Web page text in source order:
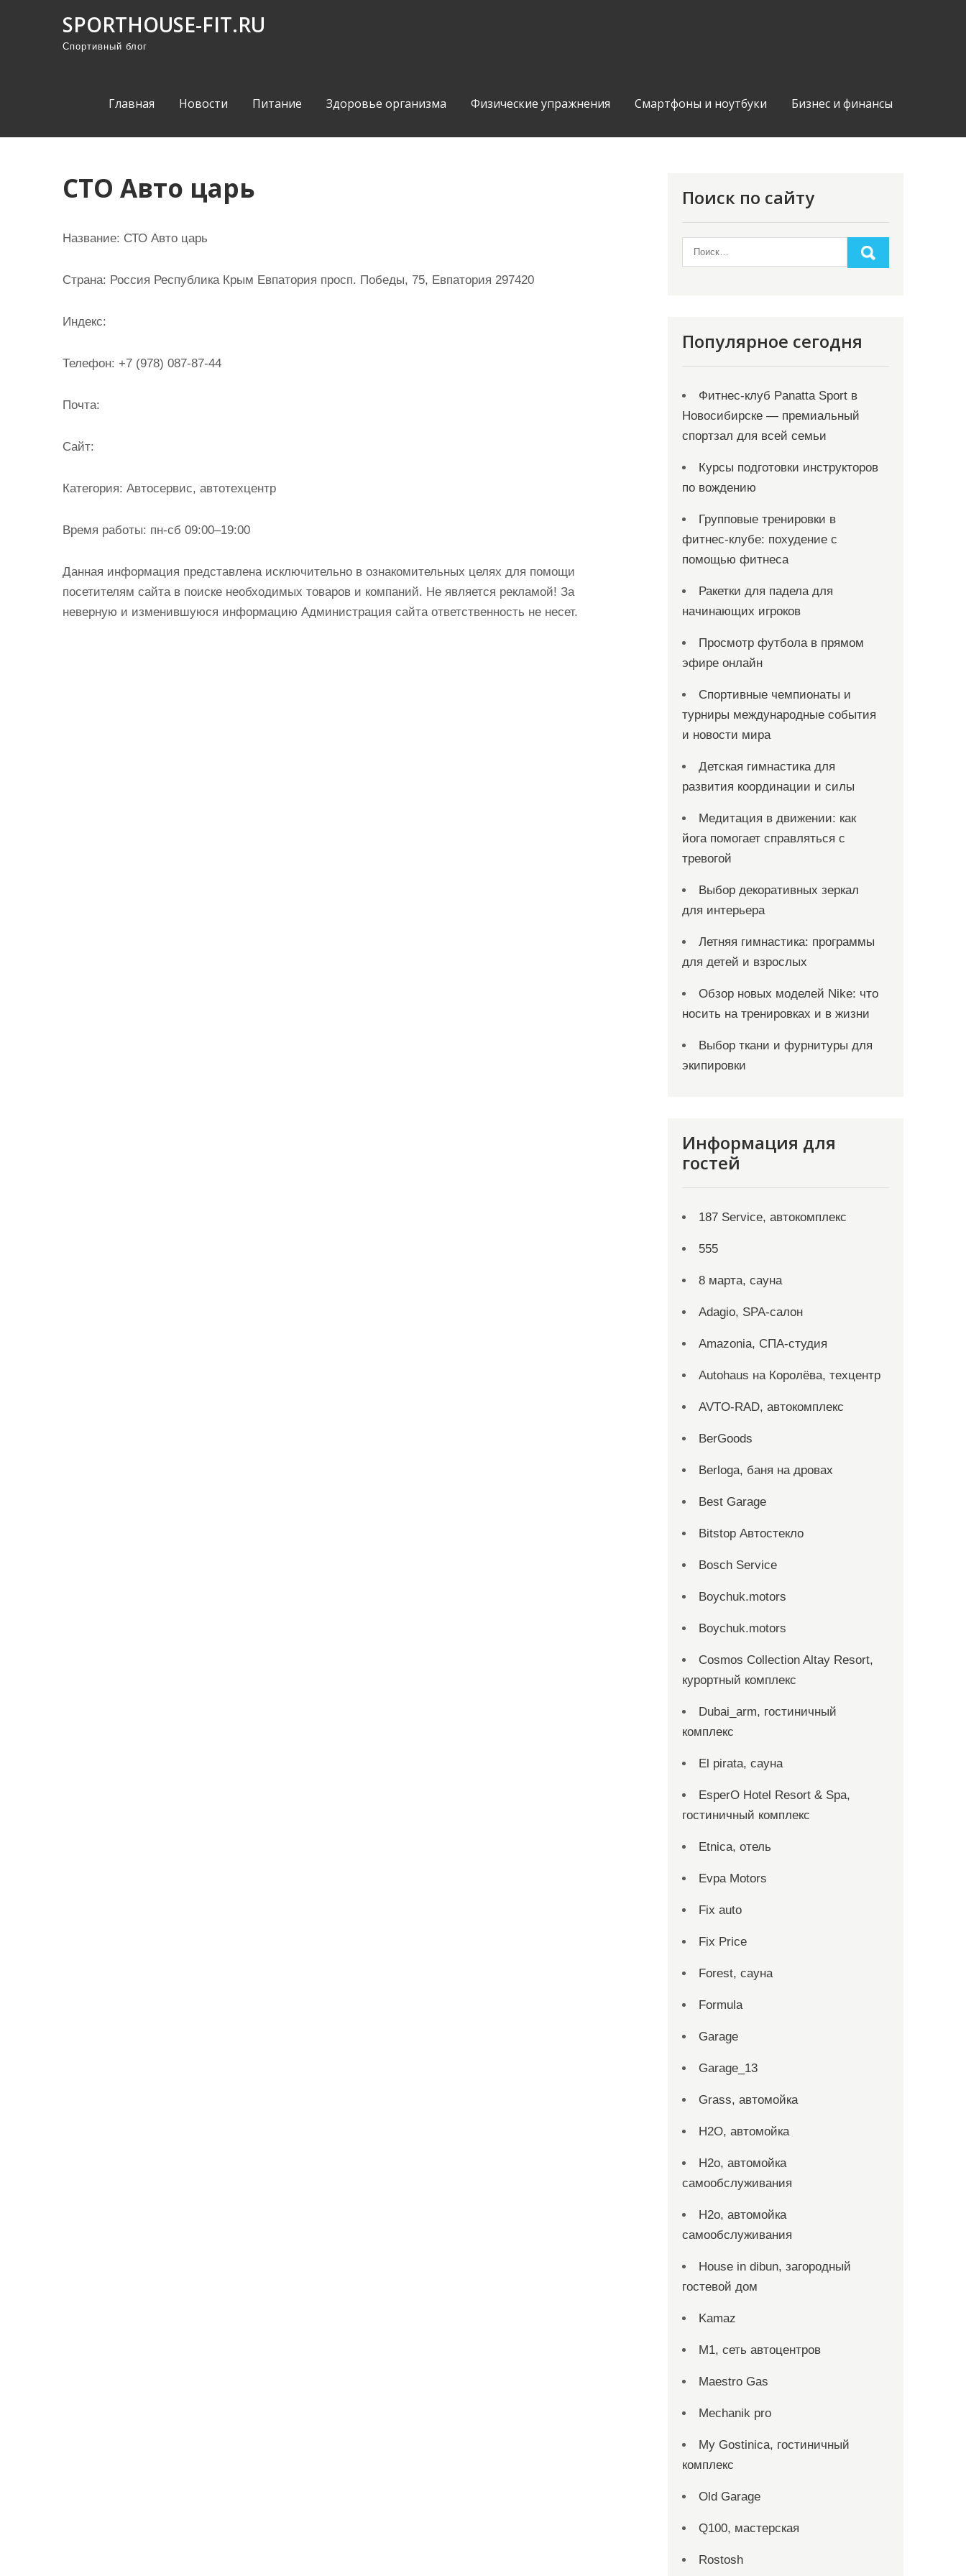
SPORTHOUSE-FIT.RU
Спортивный блог
Главная Новости Питание Здоровье организма Физические упражнения Смартфоны и ноутбуки Бизнес и финансы
СТО Авто царь
Название: СТО Авто царь
Страна: Россия Республика Крым Евпатория просп. Победы, 75, Евпатория 297420
Индекс:
Телефон: +7 (978) 087-87-44
Почта:
Cайт:
Категория: Автосервис, автотехцентр
Время работы: пн-сб 09:00–19:00
Данная информация представлена исключительно в ознакомительных целях для помощи
посетителям сайта в поиске необходимых товаров и компаний. Не является рекламой! За
неверную и изменившуюся информацию Администрация сайта ответственность не несет.
Поиск по сайту
Популярное сегодня
Фитнес-клуб Panatta Sport в
Новосибирске — премиальный
спортзал для всей семьи
Курсы подготовки инструкторов
по вождению
Групповые тренировки в
фитнес-клубе: похудение с
помощью фитнеса
Ракетки для падела для
начинающих игроков
Просмотр футбола в прямом
эфире онлайн
Спортивные чемпионаты и
турниры международные события
и новости мира
Детская гимнастика для
развития координации и силы
Медитация в движении: как
йога помогает справляться с
тревогой
Выбор декоративных зеркал
для интерьера
Летняя гимнастика: программы
для детей и взрослых
Обзор новых моделей Nike: что
носить на тренировках и в жизни
Выбор ткани и фурнитуры для
экипировки
Информация для
гостей
187 Service, автокомплекс
555
8 марта, сауна
Adagio, SPA-салон
Amazonia, СПА-студия
Autohaus на Королёва, техцентр
AVTO-RAD, автокомплекс
BerGoods
Berloga, баня на дровах
Best Garage
Bitstop Автостекло
Bosch Service
Boychuk.motors
Boychuk.motors
Cosmos Collection Altay Resort,
курортный комплекс
Dubai_arm, гостиничный
комплекс
El pirata, сауна
EsperO Hotel Resort & Spa,
гостиничный комплекс
Etnica, отель
Evpa Motors
Fix auto
Fix Price
Forest, сауна
Formula
Garage
Garage_13
Grass, автомойка
H2O, автомойка
H2o, автомойка
самообслуживания
H2o, автомойка
самообслуживания
House in dibun, загородный
гостевой дом
Kamaz
M1, сеть автоцентров
Maestro Gas
Mechanik pro
My Gostinica, гостиничный
комплекс
Old Garage
Q100, мастерская
Rostosh